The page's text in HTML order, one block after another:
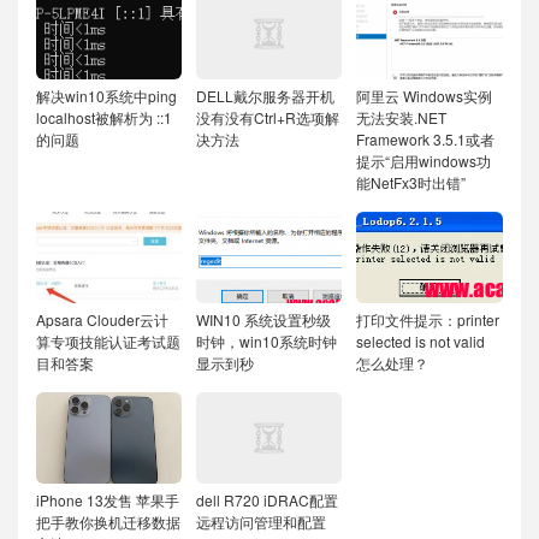
解决win10系统中ping
localhost被解析为 ::1
的问题
DELL戴尔服务器开机
没有没有Ctrl+R选项解
决方法
阿里云 Windows实例
无法安装.NET
Framework 3.5.1或者
提示“启用windows功
能NetFx3时出错”
Apsara Clouder云计
算专项技能认证考试题
目和答案
WIN10 系统设置秒级
时钟，win10系统时钟
显示到秒
打印文件提示：printer
selected is not valid
怎么处理？
iPhone 13发售 苹果手
把手教你换机迁移数据
dell R720 iDRAC配置
远程访问管理和配置